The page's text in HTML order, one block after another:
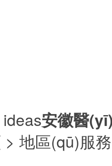
安徽醫
> 地區(qū)服